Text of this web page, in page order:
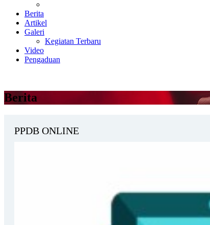
Berita
Artikel
Galeri
Kegiatan Terbaru
Video
Pengaduan
Berita
PPDB ONLINE